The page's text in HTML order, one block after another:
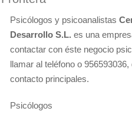
Psicólogos y psicoanalistas
Desarrollo S.L. es una
contactar con éste negocio
llamar al teléfono o
contacto principales.
Psicólogos